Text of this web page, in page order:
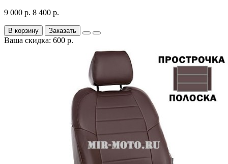
9 000 р. 8 400 р.
В корзину Заказать
Ваша скидка: 600 р.